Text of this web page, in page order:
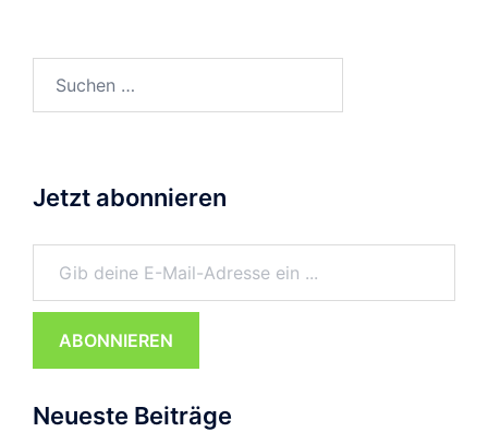
Jetzt abonnieren
Gib deine E-Mail-Adresse ein ...
ABONNIEREN
Neueste Beiträge